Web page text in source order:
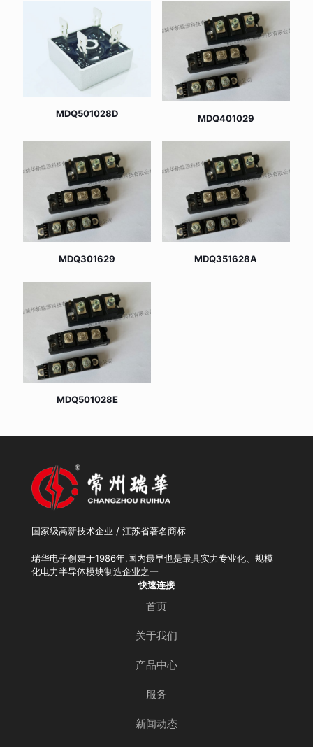
MDQ501028D MDQ401029
MDQ301629 MDQ351628A
MDQ501028E
国家级高新技术企业 / 江苏省著名商标
瑞华电子创建于1986年,国内最早也是最具实力专业化、规模
化电力半导体模块制造企业之一
快速连接
首页
关于我们
产品中心
服务
新闻动态